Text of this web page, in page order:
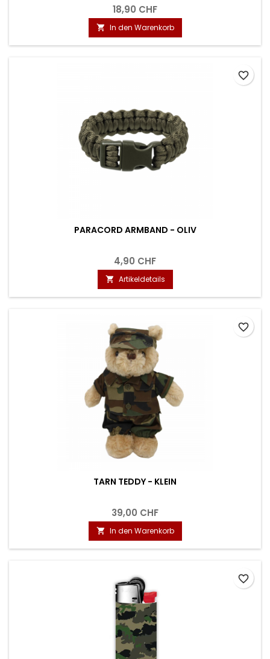
18,90 CHF
 In den Warenkorb
PARACORD ARMBAND - OLIV
4,90 CHF
 Artikeldetails
favorite_border
TARN TEDDY - KLEIN
39,00 CHF
 In den Warenkorb
favorite_border
favorite_border